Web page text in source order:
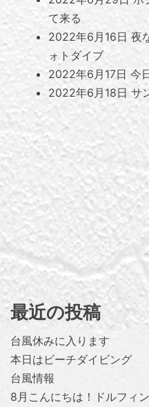
て来る
2022年6月16日 夜
ォトダイブ
2022年6月17日 今
2022年6月18日 サ
最近の投稿
台風休みに入ります
本日はビーチダイビング
台風情報
8月こんにちは！ドルフィ